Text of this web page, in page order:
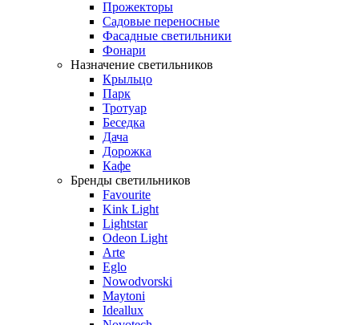
Прожекторы
Садовые переносные
Фасадные светильники
Фонари
Назначение светильников
Крыльцо
Парк
Тротуар
Беседка
Дача
Дорожка
Кафе
Бренды светильников
Favourite
Kink Light
Lightstar
Odeon Light
Arte
Eglo
Nowodvorski
Maytoni
Ideallux